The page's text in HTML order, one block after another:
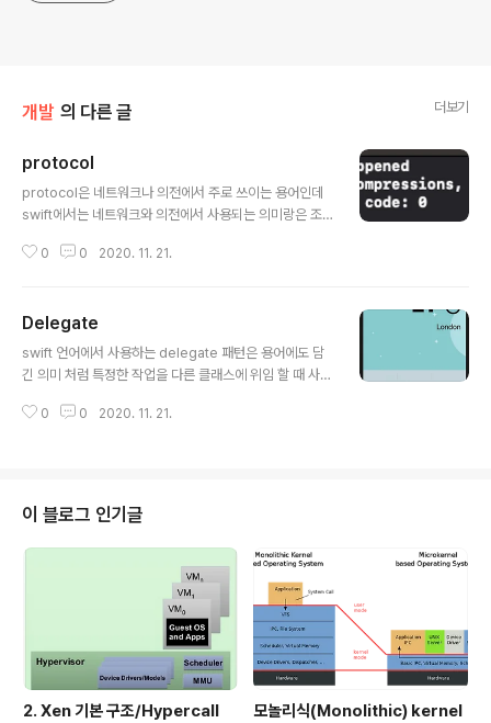
개발 의 다른 글 더보기
protocol
protocol은 네트워크나 의전에서 주로 쓰이는 용어인데
swift에서는 네트워크와 의전에서 사용되는 의미랑은 조
는 interface가 좀더 와닿는 느낌이며 실제로도 비슷한 역
하는지를 설명하기 보다는 어떻게 쓰는지를 중점적으로 설
명하고자 한다. protocol은 delegate 패턴을 쓸 때 사용
하는 타입이다. delegate 패턴을 사용하는 예제 코드를
Support { func performCPR() } class Emergency
0 0 2020. 11. 21.
Delegate
swift 언어에서 사용하는 delegate 패턴은 용어에도 담
긴 의미 처럼 특정한 작업을 다른 클래스에 위임 할 때 사용
들은 어렵게 느낄 수 있으나 다른 언어를 먼저 경험해본 사
텍스트를 받을 수 있도록 UITextField를 만들어뒀다. 시
뮬레이터에서 유저가 이 영역을 클릭하면 자동으로 키보드
가 올라오게 되는데 UITextField만 추가하고 아무런 추가
작업이 없었다면 엔터에 해당하는 이동 버튼을 눌러도 아
무런 응답이 없다. 엔터 명령에 대해서 어떤 클래스도 이 작
0 0 2020. 11. 21.
이 블로그 인기글
2. Xen 기본 구조/Hypercall
모놀리식(Monolithic) kernel